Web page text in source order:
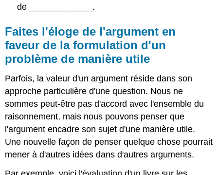
de _____________.
Faites l'éloge de l'argument en
faveur de la formulation d'un
problème de manière utile
Parfois, la valeur d'un argument réside dans son
approche particulière d'une question. Nous ne
sommes peut-être pas d'accord avec l'ensemble du
raisonnement, mais nous pouvons penser que
l'argument encadre son sujet d'une manière utile.
Une nouvelle façon de penser quelque chose pourrait
mener à d'autres idées dans d'autres arguments.